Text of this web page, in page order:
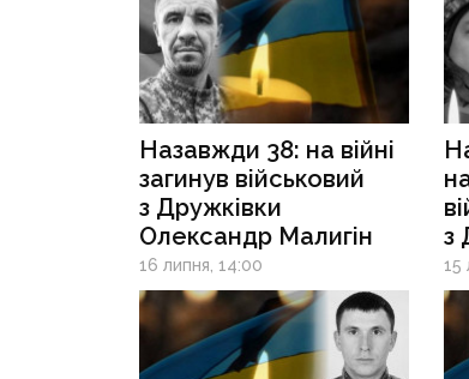
Назавжди 38: на війні
загинув військовий
з Дружківки
Олександр Малигін
16 липня, 14:00
з
15